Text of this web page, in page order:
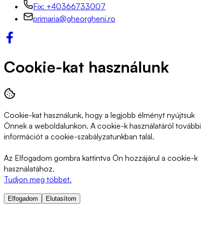
Fix: +40366733007
primaria@gheorgheni.ro
Cookie-kat használunk
Cookie-kat használunk, hogy a legjobb élményt nyújtsuk
Önnek a weboldalunkon. A cookie-k használatáról további
információt a cookie-szabályzatunkban talál.
Az Elfogadom gombra kattintva Ön hozzájárul a cookie-k
használatához.
Tudjon meg többet.
Elfogadom Elutasítom